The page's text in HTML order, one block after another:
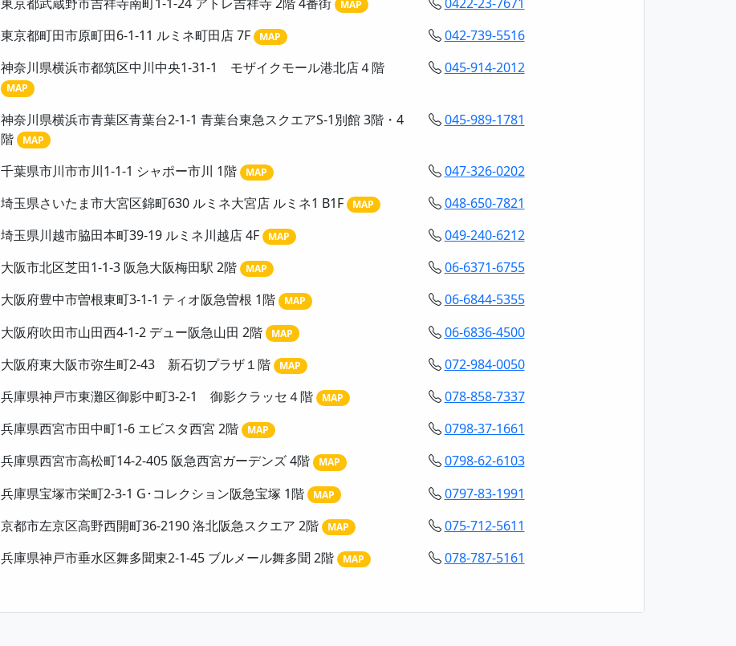
MAP
東京都町田市原町田6-1-11 ルミネ町田店 7F MAP
042-739-5516
神奈川県横浜市都筑区中川中央1-31-1 モザイクモール港北店４階
MAP
045-914-2012
神奈川県横浜市青葉区青葉台2-1-1 青葉台東急スクエアS-1別館 3階・4
階
MAP
045-989-1781
千葉県市川市市川1-1-1 シャポー市川 1階 MAP
047-326-0202
埼玉県さいたま市大宮区錦町630 ルミネ大宮店 ルミネ1 B1F MAP
048-650-7821
埼玉県川越市脇田本町39-19 ルミネ川越店 4F MAP
049-240-6212
大阪市北区芝田1-1-3 阪急大阪梅田駅 2階 MAP
06-6371-6755
大阪府豊中市曽根東町3-1-1 ティオ阪急曽根 1階 MAP
06-6844-5355
大阪府吹田市山田西4-1-2 デュー阪急山田 2階 MAP
06-6836-4500
大阪府東大阪市弥生町2-43 新石切プラザ１階 MAP
072-984-0050
兵庫県神戸市東灘区御影中町3-2-1 御影クラッセ４階 MAP
078-858-7337
兵庫県西宮市田中町1-6 エビスタ西宮 2階 MAP
0798-37-1661
兵庫県西宮市高松町14-2-405 阪急西宮ガーデンズ 4階 MAP
0798-62-6103
兵庫県宝塚市栄町2-3-1 G･コレクション阪急宝塚 1階 MAP
0797-83-1991
京都市左京区高野西開町36-2190 洛北阪急スクエア 2階 MAP
075-712-5611
兵庫県神戸市垂水区舞多聞東2-1-45 ブルメール舞多聞 2階 MAP 078-787-5161